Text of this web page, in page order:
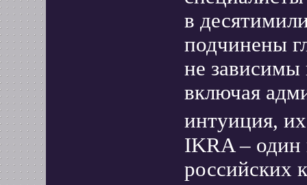
в
подчинены
не зависимы
включая
интуиция,
IKRA – один
российских